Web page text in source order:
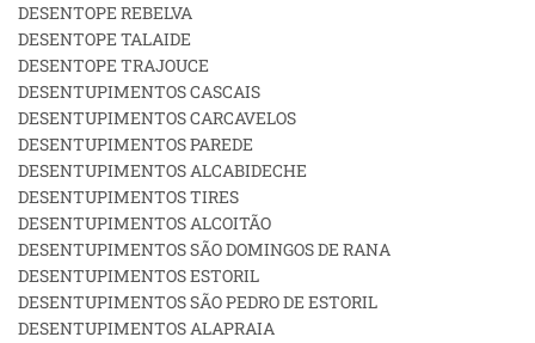
DESENTOPE REBELVA
DESENTOPE TALAIDE
DESENTOPE TRAJOUCE
DESENTUPIMENTOS CASCAIS
DESENTUPIMENTOS CARCAVELOS
DESENTUPIMENTOS PAREDE
DESENTUPIMENTOS ALCABIDECHE
DESENTUPIMENTOS TIRES
DESENTUPIMENTOS ALCOITÃO
DESENTUPIMENTOS SÃO DOMINGOS DE RANA
DESENTUPIMENTOS ESTORIL
DESENTUPIMENTOS SÃO PEDRO DE ESTORIL
DESENTUPIMENTOS ALAPRAIA